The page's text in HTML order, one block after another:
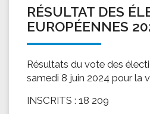
RÉSULTAT DES
EUROPÉENNES
Résultats du vote des
samedi 8 juin 2024 pour la
INSCRITS : 18 209